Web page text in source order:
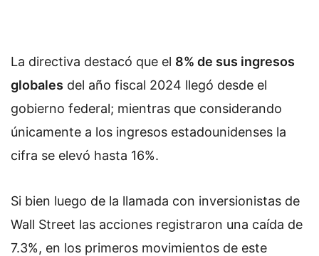
La directiva destacó que el 8% de sus ingresos
globales del año fiscal 2024 llegó desde el
gobierno federal; mientras que considerando
únicamente a los ingresos estadounidenses la
cifra se elevó hasta 16%.
Si bien luego de la llamada con inversionistas de
Wall Street las acciones registraron una caída de
7.3%, en los primeros movimientos de este